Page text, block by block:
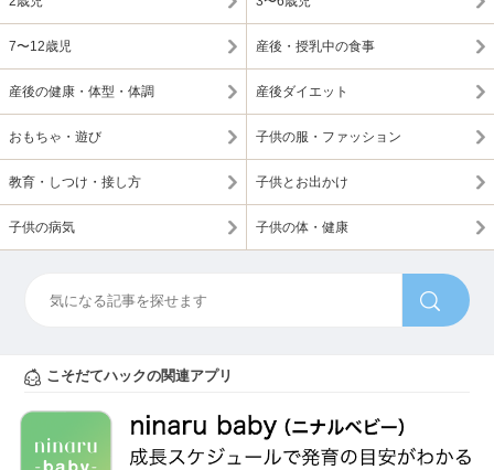
7〜12歳児 産後・授乳中の食事
産後の健康・体型・体調 産後ダイエット
おもちゃ・遊び 子供の服・ファッション
教育・しつけ・接し方 子供とお出かけ
子供の病気 子供の体・健康
こそだてハックの関連アプリ